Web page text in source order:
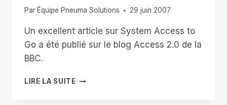
Par Équipe Pneuma Solutions 29 juin 2007
Un excellent article sur System Access to
Go a été publié sur le blog Access 2.0 de la
BBC.
LIRE LA SUITEBBC